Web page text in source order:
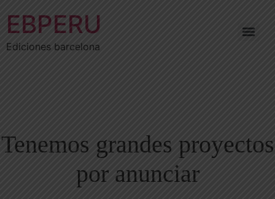
EBPERU
Ediciones barcelona
Tenemos grandes proyectos
por anunciar